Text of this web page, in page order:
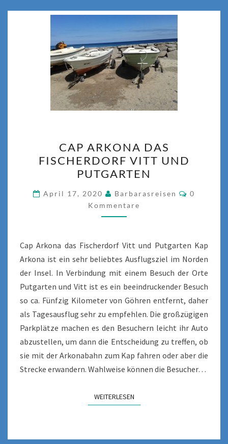
ARKONA
DAS
FISCHERDORF
VITT
UND
PUTGARTEN
CAP ARKONA DAS
FISCHERDORF VITT UND
PUTGARTEN
April 17, 2020 Barbarasreisen
0
Kommentare
Cap Arkona das Fischerdorf Vitt und Putgarten Kap
Arkona ist ein sehr beliebtes Ausflugsziel im Norden
der Insel. In Verbindung mit einem Besuch der Orte
Putgarten und Vitt ist es ein beeindruckender Besuch
so ca. Fünfzig Kilometer von Göhren entfernt, daher
als Tagesausflug sehr zu empfehlen. Die großzügigen
Parkplätze machen es den Besuchern leicht ihr Auto
abzustellen, um dann die Entscheidung zu treffen, ob
sie mit der Arkonabahn zum Kap fahren oder aber die
Strecke erwandern. Wahlweise können die Besucher…
WEITERLESENWEITERLESEN